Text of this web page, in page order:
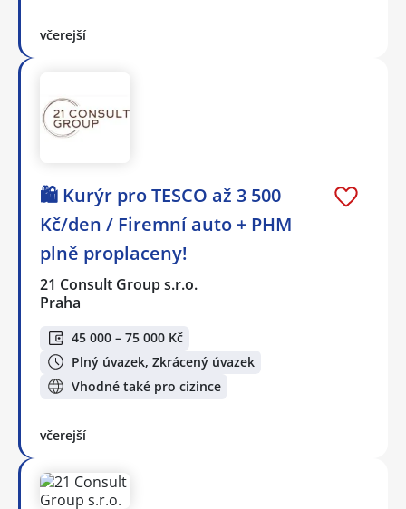
včerejší
🛍️ Kurýr pro TESCO až 3 500
Kč/den / Firemní auto + PHM
plně proplaceny!
21 Consult Group s.r.o.
Praha
45 000 – 75 000 Kč
Plný úvazek, Zkrácený úvazek
Vhodné také pro cizince
včerejší